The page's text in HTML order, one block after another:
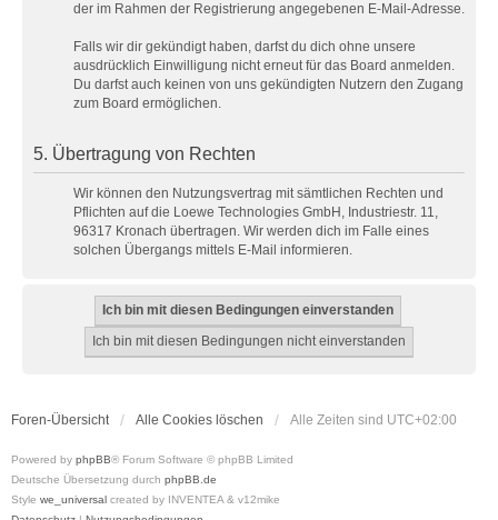
der im Rahmen der Registrierung angegebenen E-Mail-Adresse.
Falls wir dir gekündigt haben, darfst du dich ohne unsere
ausdrücklich Einwilligung nicht erneut für das Board anmelden.
Du darfst auch keinen von uns gekündigten Nutzern den Zugang
zum Board ermöglichen.
5. Übertragung von Rechten
Wir können den Nutzungsvertrag mit sämtlichen Rechten und
Pflichten auf die Loewe Technologies GmbH, Industriestr. 11,
96317 Kronach übertragen. Wir werden dich im Falle eines
solchen Übergangs mittels E-Mail informieren.
Foren-Übersicht Alle Cookies löschen Alle Zeiten sind UTC+02:00
Powered by phpBB® Forum Software © phpBB Limited
Deutsche Übersetzung durch phpBB.de
Style we_universal created by INVENTEA & v12mike